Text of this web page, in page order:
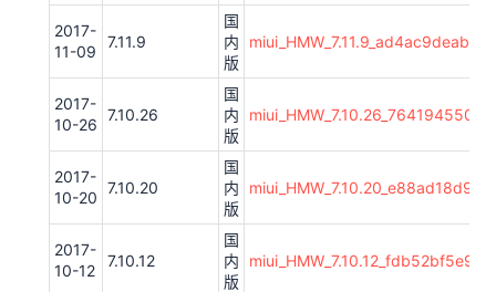
2017-
11-09
7.11.9
国
内
版
2017-
10-26
7.10.26
国
内
版
2017-
10-20
7.10.20
国
内
版
2017-
10-12
7.10.12
国
内
版